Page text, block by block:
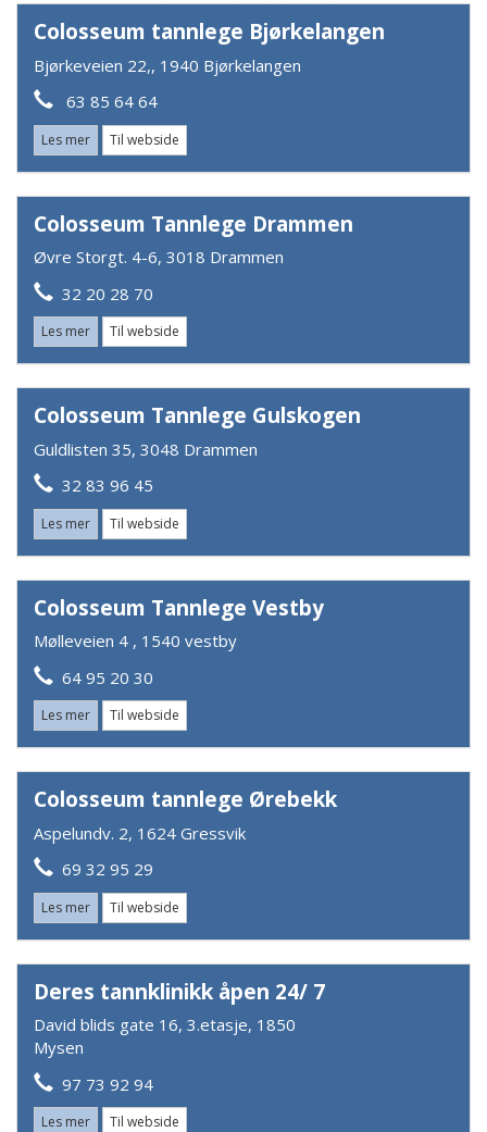
Colosseum tannlege Bjørkelangen
Bjørkeveien 22,, 1940 Bjørkelangen
63 85 64 64
Les mer Til webside
Colosseum Tannlege Drammen
Øvre Storgt. 4-6, 3018 Drammen
32 20 28 70
Les mer Til webside
Colosseum Tannlege Gulskogen
Guldlisten 35, 3048 Drammen
32 83 96 45
Les mer Til webside
Colosseum Tannlege Vestby
Mølleveien 4 , 1540 vestby
64 95 20 30
Les mer Til webside
Colosseum tannlege Ørebekk
Aspelundv. 2, 1624 Gressvik
69 32 95 29
Les mer Til webside
Deres tannklinikk åpen 24/ 7
David blids gate 16, 3.etasje, 1850
Mysen
97 73 92 94
Les mer Til webside